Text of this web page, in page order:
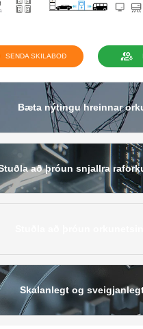
SENDA SKILABOÐ
Bæta nýtingu hreinnar
að þróun snjallra
Skalanlegt og